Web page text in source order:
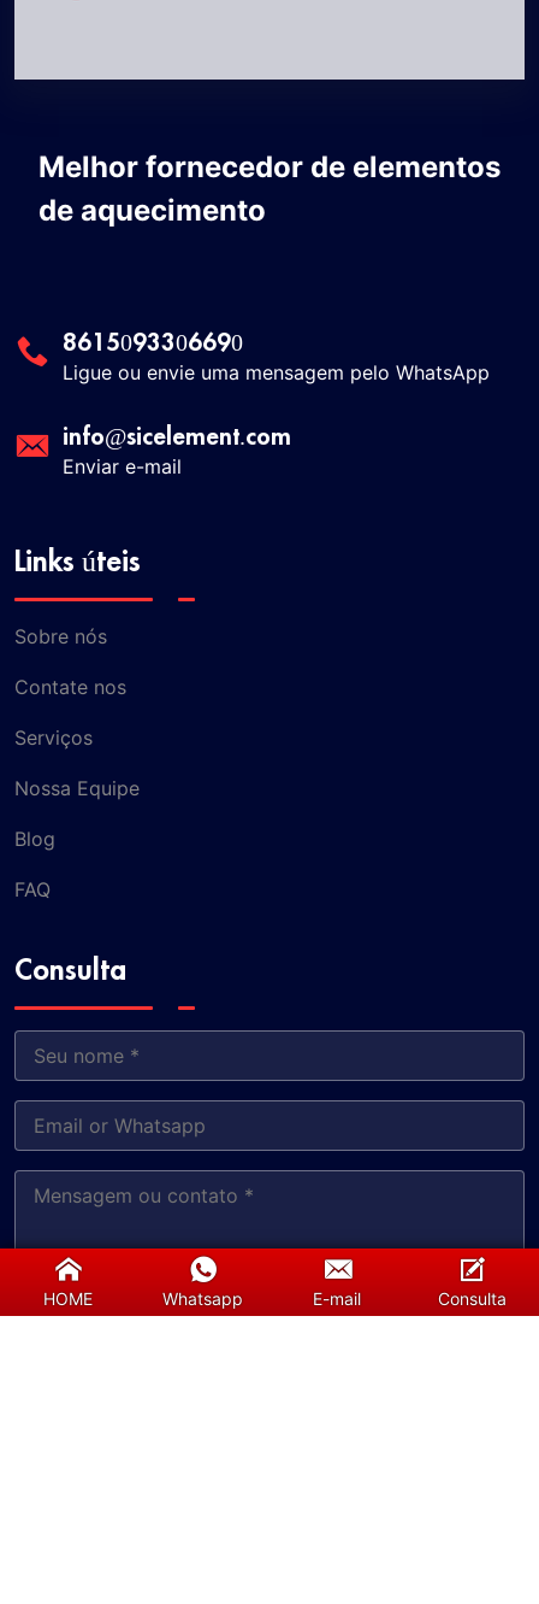
Melhor fornecedor de elementos
de aquecimento
8615093306690
Ligue ou envie uma mensagem pelo WhatsApp
info@sicelement.com
Enviar e-mail
Links úteis
Sobre nós
Contate nos
Serviços
Nossa Equipe
Blog
FAQ
Consulta
HOME Whatsapp E-mail Consulta